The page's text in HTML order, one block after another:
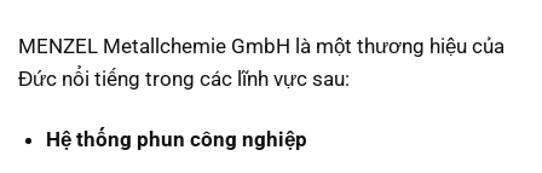
MENZEL Metallchemie GmbH là một thương hiệu của
Đức nổi tiếng trong các lĩnh vực sau:
Hệ thống phun công nghiệp